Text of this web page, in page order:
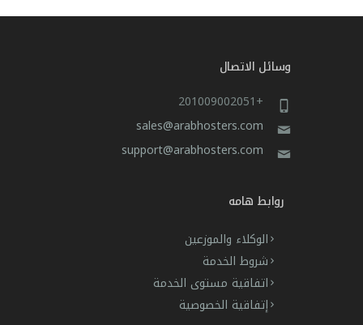
وسائل الاتصال
+201009002051
sales@arabhosters.com
support@arabhosters.com
روابط هامه
الوكلاء والموزعين
شروط الخدمة
اتفاقية مستوى الخدمة
إتفاقية الخصوصية